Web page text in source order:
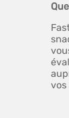
vos